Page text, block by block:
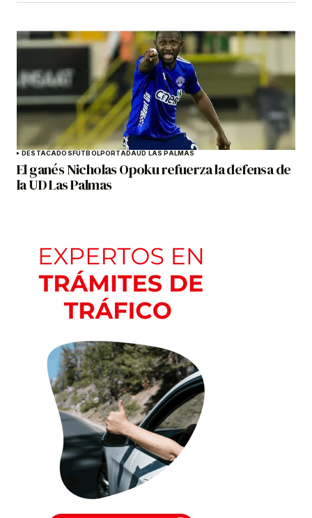
DESTACADOS FÚTBOLPORTADAUD LAS PALMAS
El ganés Nicholas Opoku refuerza la defensa de
la UD Las Palmas